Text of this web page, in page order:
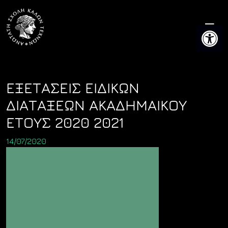
content
ΕΞΕΤΑΣΕΙΣ ΕΙΔΙΚΩΝ
ΔΙΑΤΑΞΕΩΝ ΑΚΑΔΗΜΑΙΚΟΥ
ΕΤΟΥΣ 2020 2021
14/07/2020